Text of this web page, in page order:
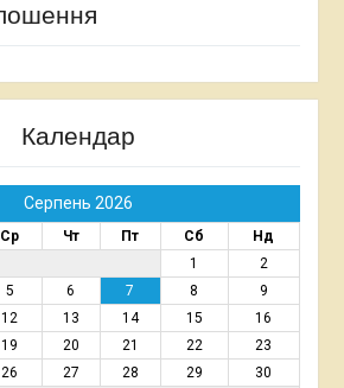
Календар
Серпень 2026
Ср Чт Пт Сб
Нд
1
2
5 6 7 8
9
12 13 14 15
16
19 20 21 22
23
26 27 28 29
30